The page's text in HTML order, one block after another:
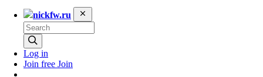
nickfw.ru
Log in
Join free Join